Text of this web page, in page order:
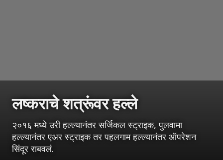
लष्कराचे शत्रूंवर हल्ले
२०१६ मध्ये उरी हल्ल्यानंतर सर्जिकल स्ट्राइक, पुलवामा
हल्ल्यानंतर एअर स्ट्राइक तर पहलगाम हल्ल्यानंतर ऑपरेशन
सिंदूर राबवलं.